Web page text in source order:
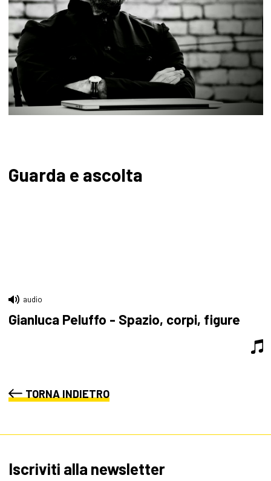
Guarda e ascolta
audio
Gianluca Peluffo - Spazio, corpi, figure
TORNA INDIETRO
Iscriviti alla newsletter